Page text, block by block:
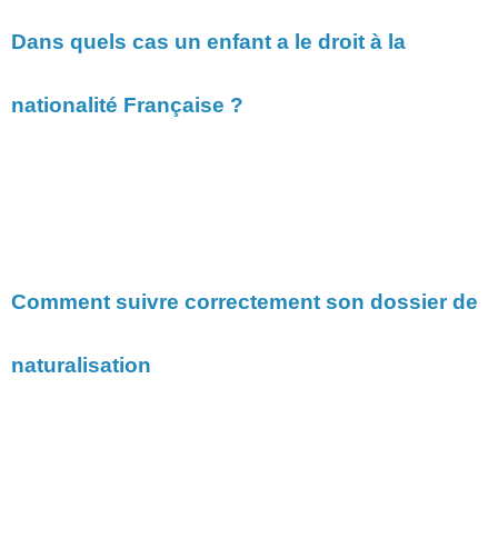
Dans quels cas un enfant a le droit à la
nationalité Française ?
Comment suivre correctement son dossier de
naturalisation